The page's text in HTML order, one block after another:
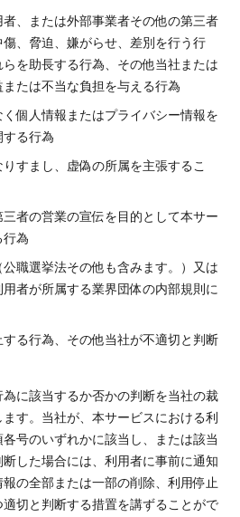
者、または外部事業者その他の第三者
傷、脅迫、嫌がらせ、差別を行う行
を助長する行為、その他当社または
たは不当な負担を与える行為
個人情報またはプライバシー情報を
する行為
すまし、虚偽の所属を主張するこ
者の営業の宣伝を目的として本サー
行為
職選挙法その他も含みます。）又は
者が所属する業界団体の内部規則に
る行為、その他当社が不適切と判断
に該当するか否かの判断を当社の裁
す。当社が、本サービスにおける利
号のいずれかに該当し、または該当
した場合には、利用者に事前に通知
の全部または一部の削除、利用停止
切と判断する措置を講ずることがで